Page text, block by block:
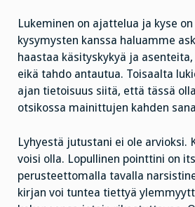
Lukeminen on ajattelua ja kyse
kysymysten kanssa haluamme
haastaa käsityskykyä ja
eikä tahdo antautua. Toisaalta
ajan tietoisuus siitä, että tässä
otsikossa mainittujen kahden
Lyhyestä jutustani ei ole arvioksi.
voisi olla. Lopullinen pointtini on
perusteettomalla tavalla
kirjan voi tuntea tiettyä